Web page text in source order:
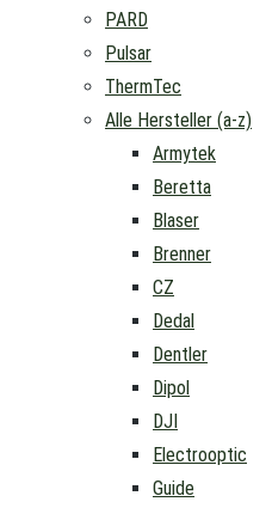
PARD
Pulsar
ThermTec
Alle Hersteller (a-z)
Armytek
Beretta
Blaser
Brenner
CZ
Dedal
Dentler
Dipol
DJI
Electrooptic
Guide